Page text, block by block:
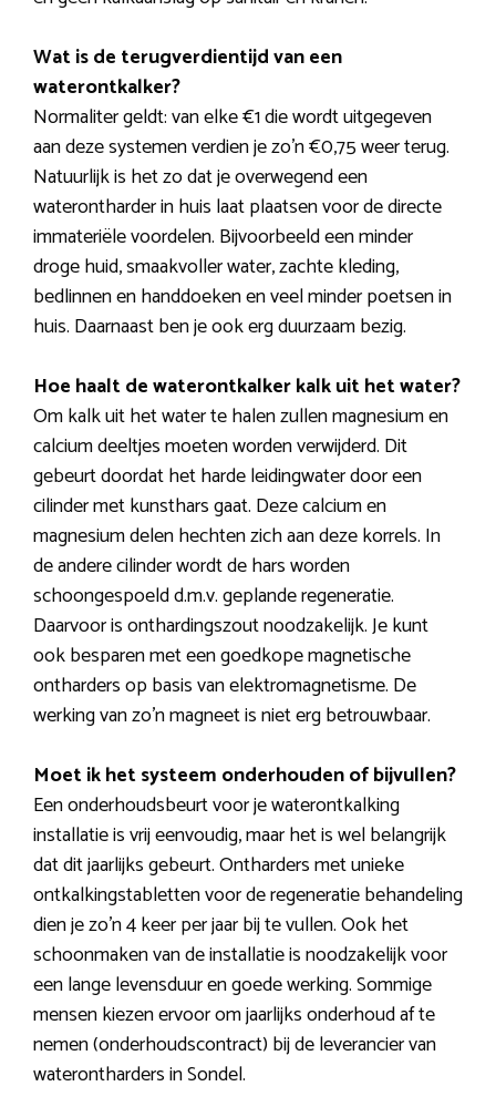
Wat is de terugverdientijd van een
waterontkalker?
Normaliter geldt: van elke €1 die wordt uitgegeven
aan deze systemen verdien je zo’n €0,75 weer terug.
Natuurlijk is het zo dat je overwegend een
waterontharder in huis laat plaatsen voor de directe
immateriële voordelen. Bijvoorbeeld een minder
droge huid, smaakvoller water, zachte kleding,
bedlinnen en handdoeken en veel minder poetsen in
huis. Daarnaast ben je ook erg duurzaam bezig.
Hoe haalt de waterontkalker kalk uit het water?
Om kalk uit het water te halen zullen magnesium en
calcium deeltjes moeten worden verwijderd. Dit
gebeurt doordat het harde leidingwater door een
cilinder met kunsthars gaat. Deze calcium en
magnesium delen hechten zich aan deze korrels. In
de andere cilinder wordt de hars worden
schoongespoeld d.m.v. geplande regeneratie.
Daarvoor is onthardingszout noodzakelijk. Je kunt
ook besparen met een goedkope magnetische
ontharders op basis van elektromagnetisme. De
werking van zo’n magneet is niet erg betrouwbaar.
Moet ik het systeem onderhouden of bijvullen?
Een onderhoudsbeurt voor je waterontkalking
installatie is vrij eenvoudig, maar het is wel belangrijk
dat dit jaarlijks gebeurt. Ontharders met unieke
ontkalkingstabletten voor de regeneratie behandeling
dien je zo’n 4 keer per jaar bij te vullen. Ook het
schoonmaken van de installatie is noodzakelijk voor
een lange levensduur en goede werking. Sommige
mensen kiezen ervoor om jaarlijks onderhoud af te
nemen (onderhoudscontract) bij de leverancier van
waterontharders in Sondel.